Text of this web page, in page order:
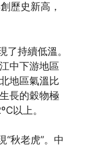
歷史新高，
持續低溫。
中下游地區
地區氣溫比
長的穀物極
以上。
秋老虎”。中